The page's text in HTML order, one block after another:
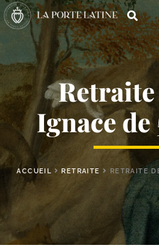
Retraite
Ignace
ACCUEIL RETRAITE RETRAITE